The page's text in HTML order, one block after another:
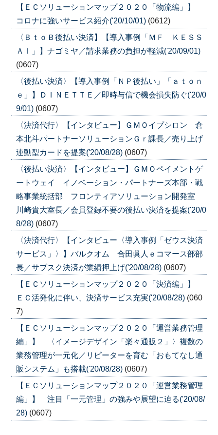
【ＥＣソリューションマップ２０２０「物流編」】
コロナに強いサービス紹介('20/10/01) (0612)
〈ＢｔｏＢ後払い決済】【導入事例「ＭＦ ＫＥＳＳ
ＡＩ」】ナゴミヤ／請求業務の負担が軽減('20/09/01)
(0607)
〈後払い決済〉【導入事例「ＮＰ後払い」「ａｔｏｎ
ｅ」】ＤＩＮＥＴＴＥ／即時与信で機会損失防ぐ('20/0
9/01) (0607)
〈決済代行〉【インタビュー】ＧＭＯイプシロン 倉
本北斗パートナーソリューションＧｒ課長／売り上げ
連動型カードを提案('20/08/28) (0607)
〈後払い決済〉【インタビュー】ＧＭＯペイメントゲ
ートウェイ イノベーション・パートナーズ本部・戦
略事業統括部 フロンティアソリューション開発室
川崎貴大室長／会員登録不要の後払い決済を提案('20/0
8/28) (0607)
〈決済代行〉【インタビュー〈導入事例「ゼウス決済
サービス」〉】バルクオム 合田眞人ｅコマース部部
長／サブスク決済が業績押上げ('20/08/28) (0607)
【ＥＣソリューションマップ２０２０「決済編」】
ＥＣ活発化に伴い、決済サービス充実('20/08/28) (060
7)
【ＥＣソリューションマップ２０２０「運営業務管理
編」】 〈イメージデザイン「楽々通販２」〉複数の
業務管理が一元化／リピーターを育む「おもてなし通
販システム」も搭載('20/08/28) (0607)
【ＥＣソリューションマップ２０２０「運営業務管理
編」】 注目「一元管理」の強みや展望に迫る('20/08/
28) (0607)